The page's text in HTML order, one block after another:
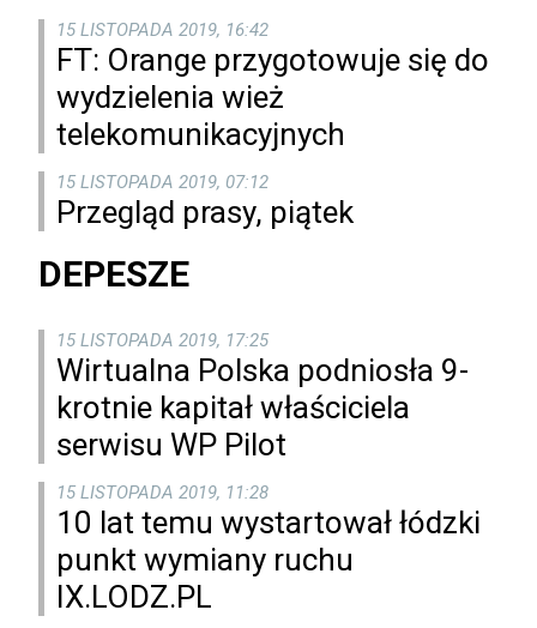
15 LISTOPADA 2019, 16:42
FT: Orange przygotowuje się do
wydzielenia wież
telekomunikacyjnych
15 LISTOPADA 2019, 07:12
Przegląd prasy, piątek
DEPESZE
15 LISTOPADA 2019, 17:25
Wirtualna Polska podniosła 9-
krotnie kapitał właściciela
serwisu WP Pilot
15 LISTOPADA 2019, 11:28
10 lat temu wystartował łódzki
punkt wymiany ruchu
IX.LODZ.PL